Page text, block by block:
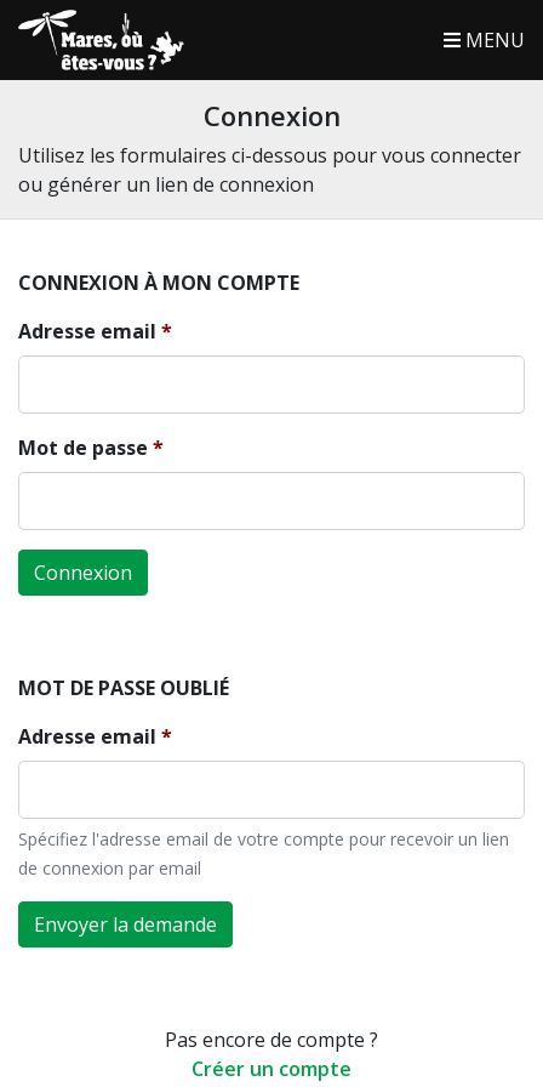
MENU
Connexion
Utilisez les formulaires ci-dessous pour vous connecter
ou générer un lien de connexion
CONNEXION À MON COMPTE
Adresse email
Mot de passe
Connexion
MOT DE PASSE OUBLIÉ
Adresse email
Spécifiez l'adresse email de votre compte pour recevoir un lien
de connexion par email
Envoyer la demande
Pas encore de compte ?
Créer un compte